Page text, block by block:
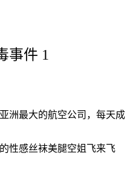
事件 1
洲最大的航空公司，每天成
性感丝袜美腿空姐飞来飞